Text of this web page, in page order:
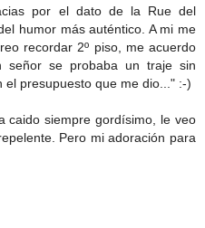
por el dato de la Rue del
humor más auténtico. A mi me
recordar 2º piso, me acuerdo
señor se probaba un traje sin
el presupuesto que me dio..." :-)
caido siempre gordísimo, le veo
Pero mi adoración para